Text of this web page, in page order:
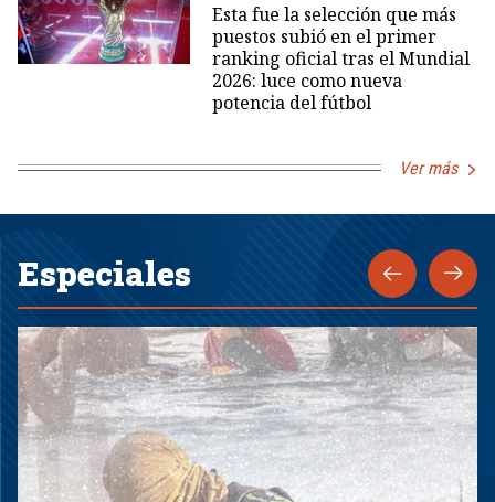
Esta fue la selección que más
puestos subió en el primer
ranking oficial tras el Mundial
2026: luce como nueva
potencia del fútbol
Ver más
Especiales